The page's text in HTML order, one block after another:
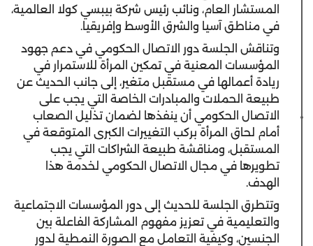
المستشار العام، ونائب رئيس شركة بيبسي كولا العالمية،
في مناطق آسيا والشرق الأوسط وإفريقيا.
وتناقش الجلسة دور الاتصال الحكومي في دعم جهود
المؤسسات المعنية في تمكين المرأة للاستمرار في
ريادة أعمالها في مستقبل متغير، إلى جانب الحديث عن
طبيعة الحملات والمبادرات الخاصة التي يجب على
الاتصال الحكومي أن ينفذها لضمان تذليل الصعاب
أمام لحاق المرأة بركب التغييرات الكبرى المتوقعة في
المستقبل، ومناقشة طبيعة الشراكات التي يجب
تطويرها في مجال الاتصال الحكومي لخدمة هذا
الهدف.
وتتطرق الجلسة للحديث إلى دور المؤسسات الاجتماعية
والتعليمية في تعزيز مفهوم المشاركة الفاعلة بين
الجنسين، وكيفية التعامل مع الصورة النمطية لدور